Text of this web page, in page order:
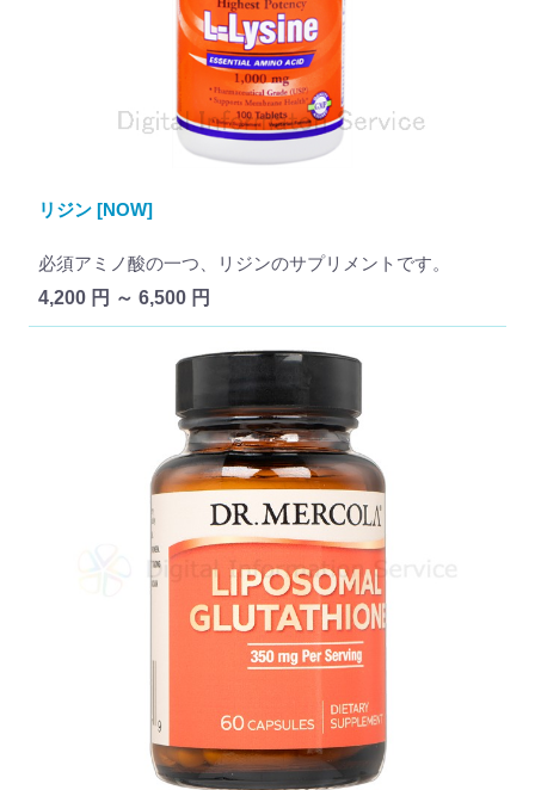
リジン [NOW]
必須アミノ酸の一つ、リジンのサプリメントです。
4,200 円 ～ 6,500 円